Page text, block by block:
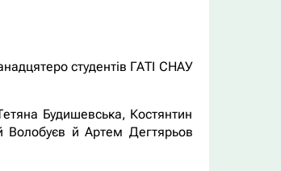
студентів ГАТІ СНАУ
Будишевська, Костянтин
й Артем Дегтярьов